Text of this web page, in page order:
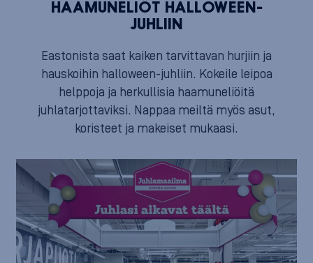
HAAMUNELIÖT HALLOWEEN-
JUHLIIN
Eastonista saat kaiken tarvittavan hurjiin ja
hauskoihin halloween-juhliin. Kokeile leipoa
helppoja ja herkullisia haamuneliöitä
juhlatarjottaviksi. Nappaa meiltä myös asut,
koristeet ja makeiset mukaasi.